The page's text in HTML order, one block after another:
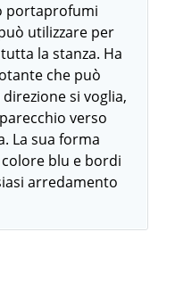
portaprofumi
utilizzare per
la stanza. Ha
che può
si voglia,
verso
La sua forma
blu e bordi
arredamento